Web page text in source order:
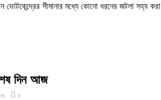
ভোটকেন্দ্রের সীমানার মধ্যে কোনো ধরনের জটলা সহ্য করা
শেষ দিন আজ
০